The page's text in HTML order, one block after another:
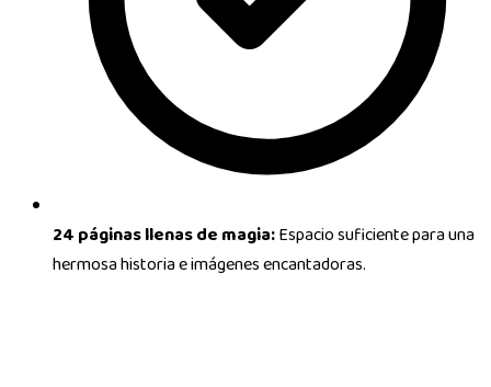
24 páginas llenas de magia:Espacio suficiente para una
hermosa historia e imágenes encantadoras.